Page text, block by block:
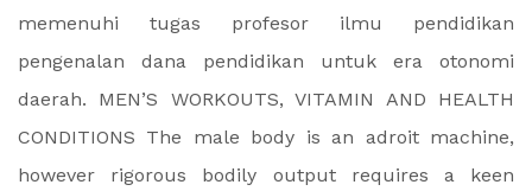
memenuhi tugas profesor ilmu pendidikan
pengenalan dana pendidikan untuk era otonomi
daerah. MEN’S WORKOUTS, VITAMIN AND HEALTH
CONDITIONS The male body is an adroit machine,
however rigorous bodily output requires a keen